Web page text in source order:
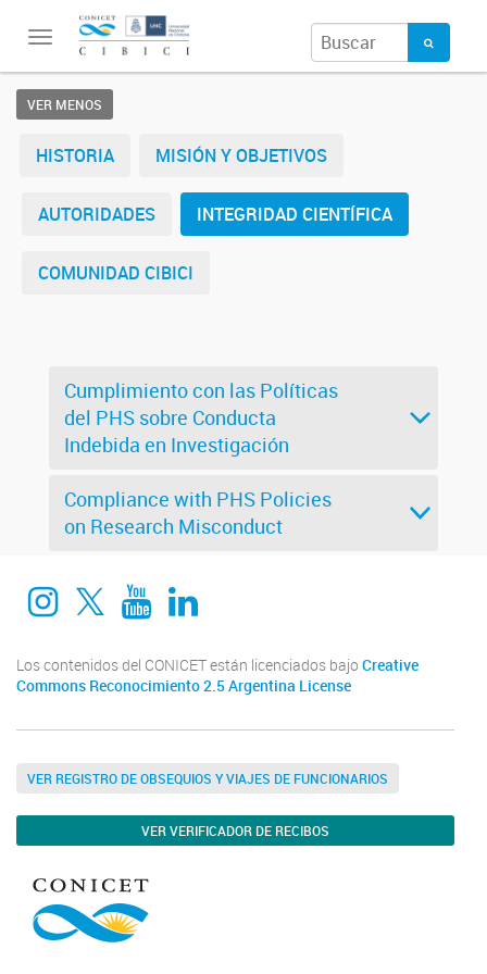
Toggle
VER MENOS
HISTORIA MISIÓN Y OBJETIVOS
AUTORIDADES INTEGRIDAD CIENTÍFICA
COMUNIDAD CIBICI
Cumplimiento con las Políticas
del PHS sobre Conducta
Indebida en Investigación
Compliance with PHS Policies
on Research Misconduct
Instagram
twitterYoutube
Linkedin
Los contenidos del CONICET están licenciados bajo Creative
Commons Reconocimiento 2.5 Argentina License
VER REGISTRO DE OBSEQUIOS Y VIAJES DE FUNCIONARIOS
VER VERIFICADOR DE RECIBOS